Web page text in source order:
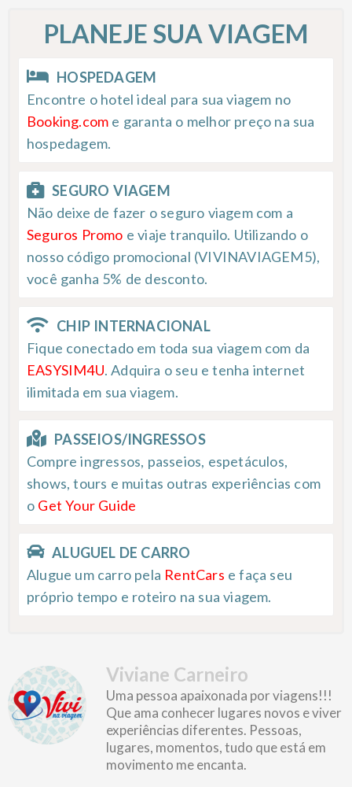
PLANEJE SUA VIAGEM
HOSPEDAGEM
Encontre o hotel ideal para sua viagem no
Booking.com e garanta o melhor preço na sua
hospedagem.
SEGURO VIAGEM
Não deixe de fazer o seguro viagem com a
Seguros Promo e viaje tranquilo. Utilizando o
nosso código promocional (VIVINAVIAGEM5),
você ganha 5% de desconto.
CHIP INTERNACIONAL
Fique conectado em toda sua viagem com da
EASYSIM4U. Adquira o seu e tenha internet
ilimitada em sua viagem.
PASSEIOS/INGRESSOS
Compre ingressos, passeios, espetáculos,
shows, tours e muitas outras experiências com
o Get Your Guide
ALUGUEL DE CARRO
Alugue um carro pela RentCars e faça seu
próprio tempo e roteiro na sua viagem.
Viviane Carneiro
Uma pessoa apaixonada por viagens!!!
Que ama conhecer lugares novos e viver
experiências diferentes. Pessoas,
lugares, momentos, tudo que está em
movimento me encanta.